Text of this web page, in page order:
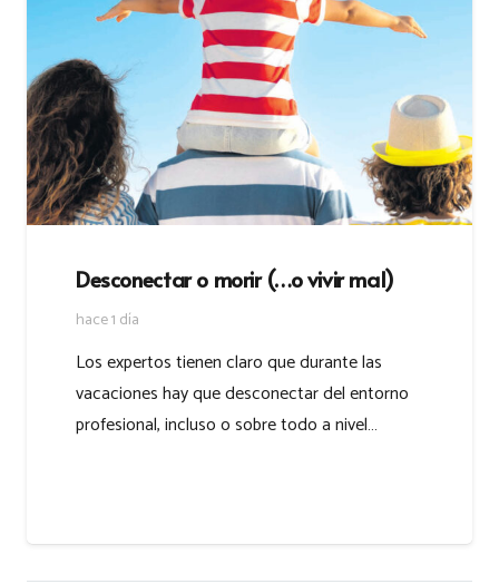
Desconectar o morir (…o vivir mal)
hace 1 día
Los expertos tienen claro que durante las
vacaciones hay que desconectar del entorno
profesional, incluso o sobre todo a nivel…